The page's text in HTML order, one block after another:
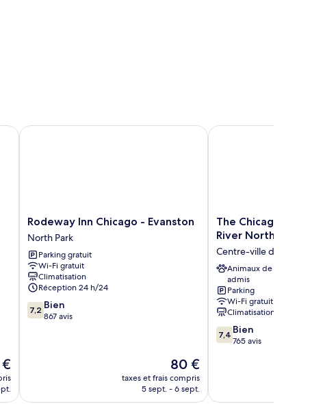
€
Lincolnwood
Rodeway
Inn
Chicago
-
Evanston
North
Park
Rodeway Inn Chicago - Evanston
North Park
Parking gratuit
Wi-Fi gratuit
Climatisation
Réception 24 h/24
7.2
sur
7,2 Bien
867 avis
Le
nouveau
prix
80 €
taxes et frais compris
5 sept. - 6 sept.
Rodeway Inn Chicago - Evanston
The
Chicago
Collection
River
North
Centre-
ville
de
Chicago
The Chicago Hotel
River North
Centre-ville de Chicago
Animaux de compagnie
admis
Parking
Wi-Fi gratuit
Climatisation
7.4
sur
7,4 Bien
765 avis
The Chicago Hotel